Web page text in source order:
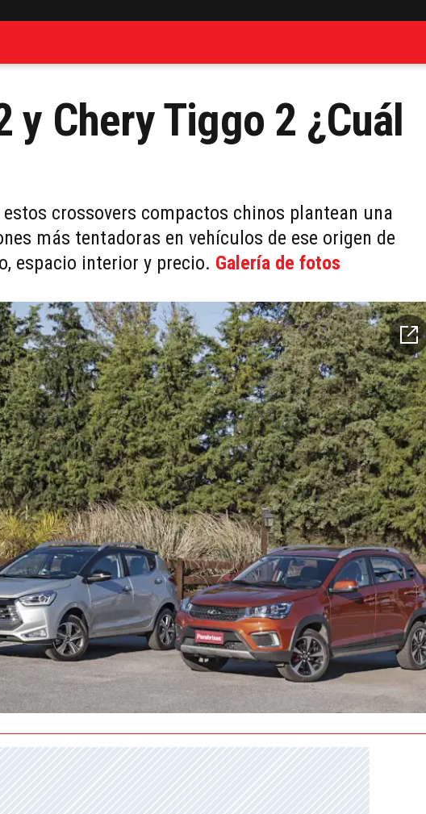
y Chery Tiggo 2 ¿Cuál
crossovers compactos chinos plantean una
más tentadoras en vehículos de ese origen de
espacio interior y precio. Galería de fotos